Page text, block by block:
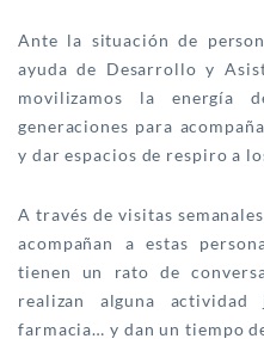
Ante la situación de
ayuda de Desarrollo y
movilizamos la energía
generaciones para
y dar espacios de respiro a
A través de visitas
acompañan a estas
tienen un rato de
realizan alguna
farmacia… y dan un tiempo